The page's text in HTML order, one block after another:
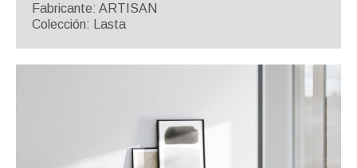
Fabricante: ARTISAN
Colección: Lasta